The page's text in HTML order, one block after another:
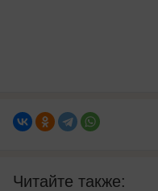
Читайте также: